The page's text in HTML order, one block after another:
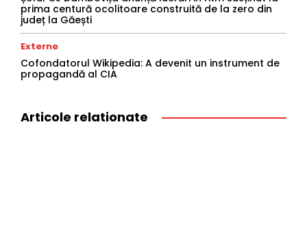
prima centură ocolitoare construită de la zero din
județ la Găești
Externe
Cofondatorul Wikipedia: A devenit un instrument de
propagandă al CIA
Articole relationate